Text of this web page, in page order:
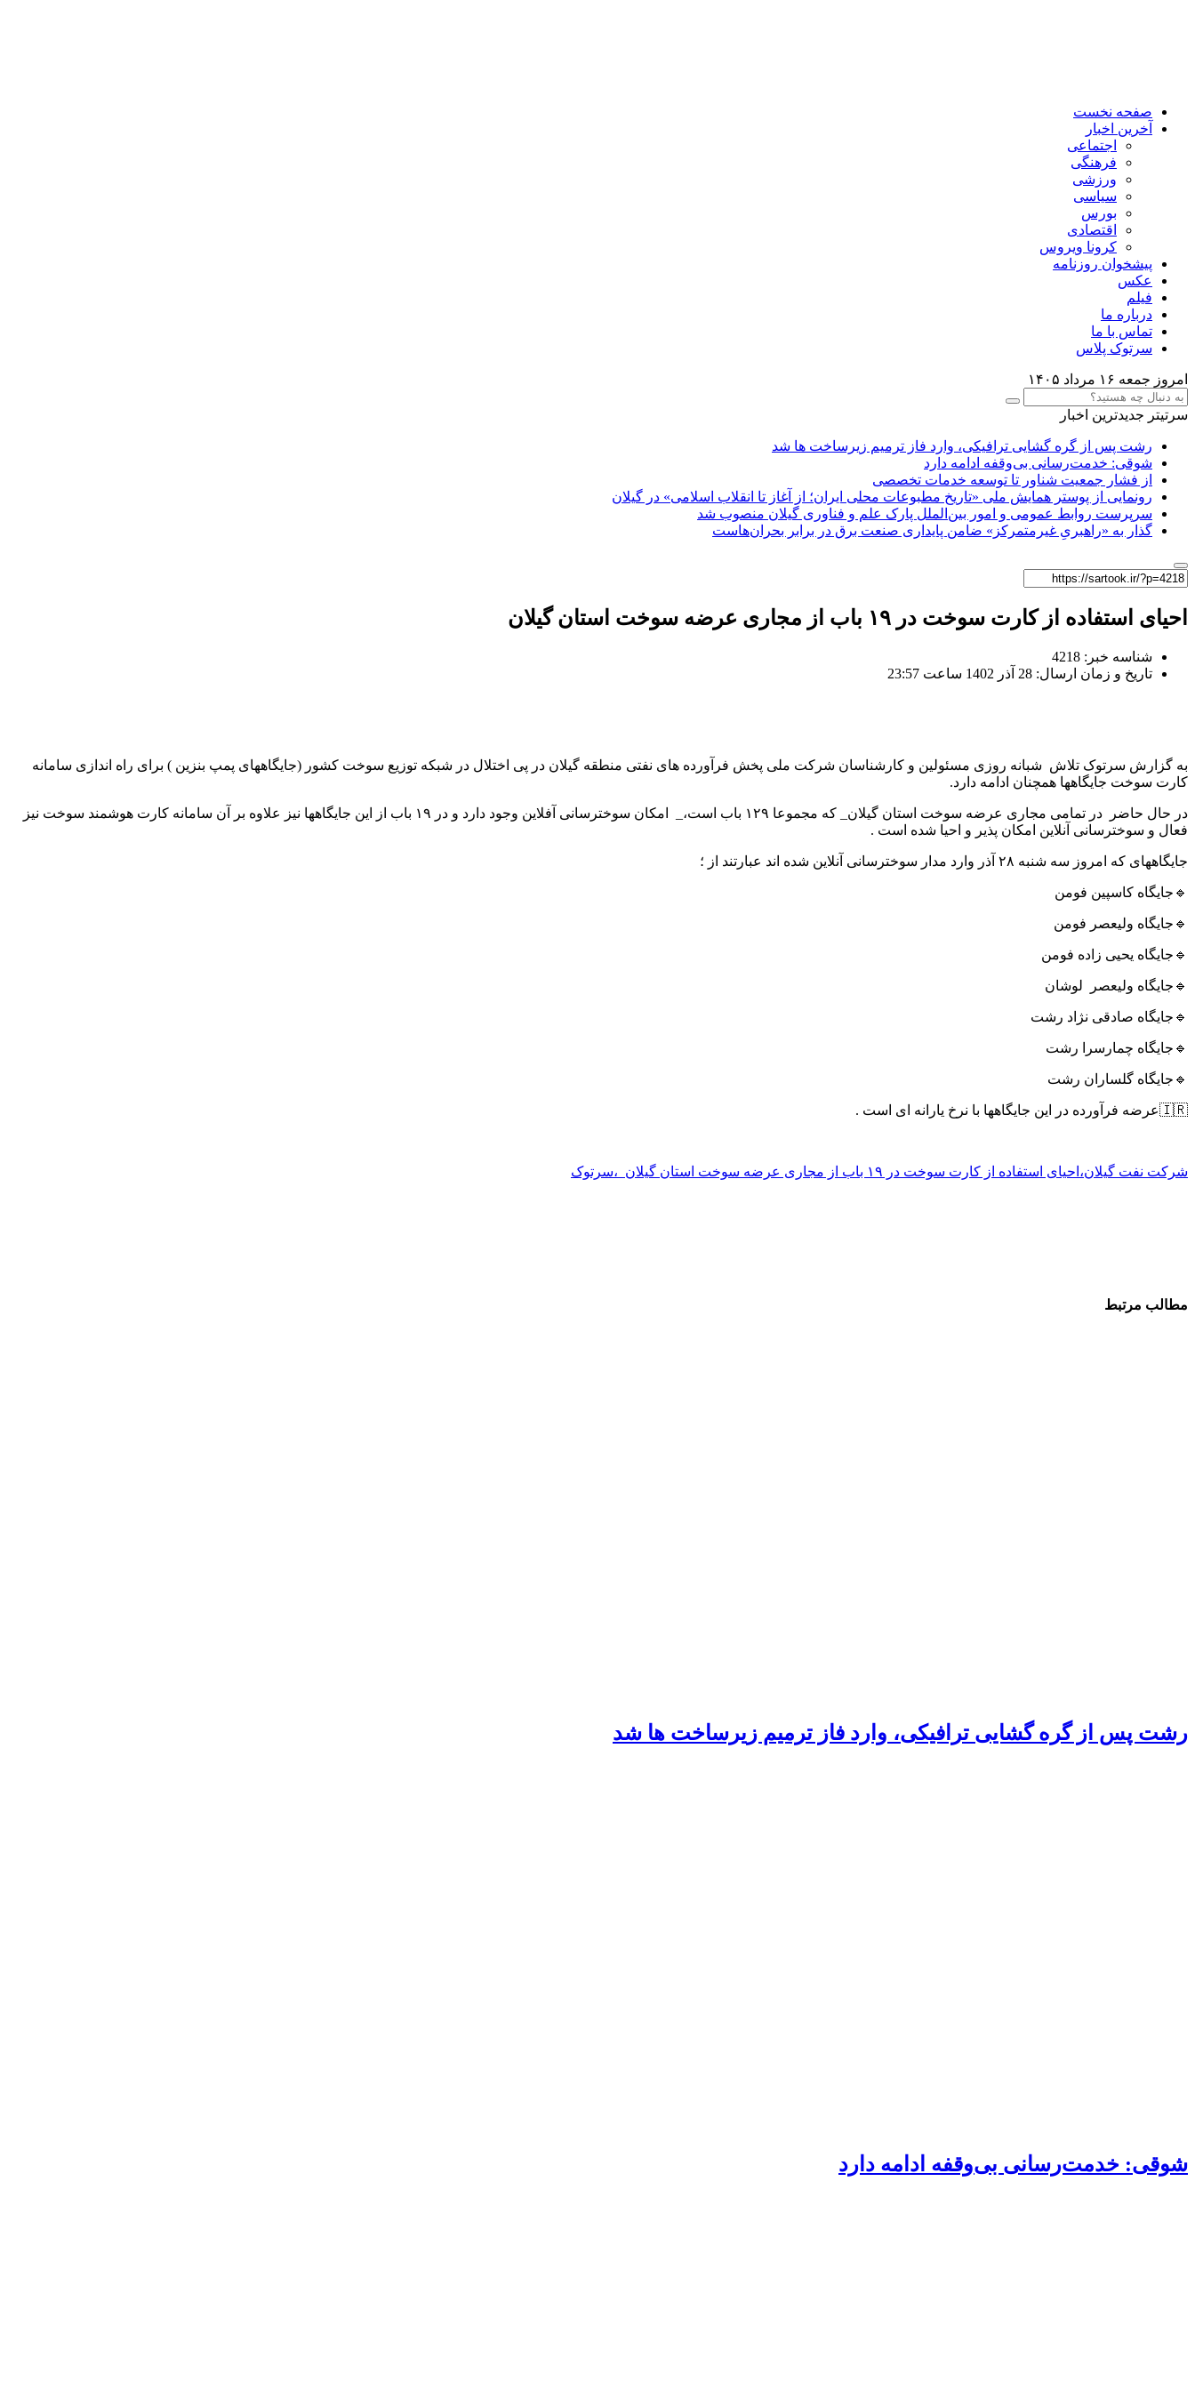
صفحه نخست
آخرین اخبار
اجتماعی
فرهنگی
ورزشی
سیاسی
بورس
اقتصادی
کرونا ویروس
پیشخوان روزنامه
عکس
فیلم
درباره ما
تماس با ما
سرتوک پلاس
امروز جمعه ۱۶ مرداد ۱۴۰۵
سرتیتر جدیدترین اخبار
رشت پس از گره گشایی ترافیکی، وارد فاز ترمیم زیرساخت ها شد
شوقی: خدمت‌رسانی بی‌وقفه ادامه دارد
از فشار جمعیت شناور تا توسعه خدمات تخصصی
رونمایی از پوستر همایش ملی «تاریخ مطبوعات محلی ایران؛ از آغاز تا انقلاب اسلامی» در گیلان
سرپرست روابط عمومی و امور بین‌الملل پارک علم و فناوری گیلان منصوب شد
گذار به «راهبریِ غیرمتمرکز» ضامن پایداری صنعت برق در برابر بحران‌هاست
احیای استفاده از کارت سوخت در ۱۹ باب از مجاری عرضه سوخت استان گیلان
شناسه خبر: 4218
تاریخ و زمان ارسال: 28 آذر 1402 ساعت 23:57
به گزارش سرتوک تلاش شبانه روزی مسئولین و کارشناسان شرکت ملی پخش فرآورده های نفتی منطقه گیلان در پی اختلال در شبکه توزیع سوخت کشور (جایگاههای پمپ بنزین ) برای راه اندازی سامانه
کارت سوخت جایگاهها همچنان ادامه دارد.
در حال حاضر در تمامی مجاری عرضه سوخت استان گیلان_ که مجموعا ۱۲۹ باب است،_ امکان سوخترسانی آفلاین وجود دارد و در ۱۹ باب از این جایگاهها نیز علاوه بر آن سامانه کارت هوشمند سوخت نیز
فعال و سوخترسانی آنلاین امکان پذیر و احیا شده است .
جایگاههای که امروز سه شنبه ۲۸ آذر وارد مدار سوخترسانی آنلاین شده اند عبارتند از ؛
🔹جایگاه کاسپین فومن
🔹جایگاه ولیعصر فومن
🔹جایگاه یحیی زاده فومن
🔹جایگاه ولیعصر لوشان
🔹جایگاه صادقی نژاد رشت
🔹جایگاه چمارسرا رشت
🔹جایگاه گلساران رشت
🇮🇷عرضه فرآورده در این جایگاهها با نرخ یارانه ای است .
شرکت نفت گیلان،احیای استفاده از کارت سوخت در ۱۹ باب از مجاری عرضه سوخت استان گیلان ،سرتوک
مطالب مرتبط
رشت پس از گره گشایی ترافیکی، وارد فاز ترمیم زیرساخت ها شد
شوقی: خدمت‌رسانی بی‌وقفه ادامه دارد